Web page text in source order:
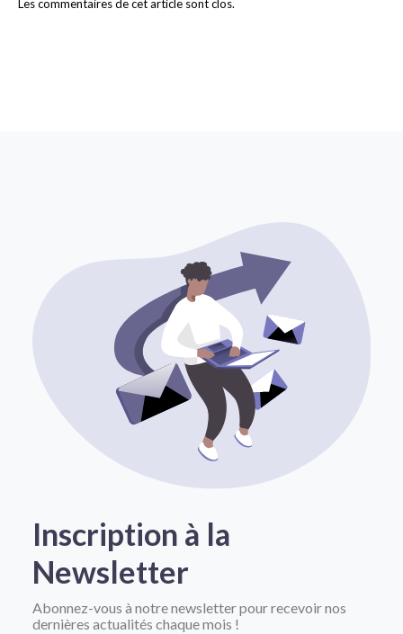
Les commentaires de cet article sont clos.
Inscription à la
Newsletter
Abonnez-vous à notre newsletter pour recevoir nos
dernières actualités chaque mois !